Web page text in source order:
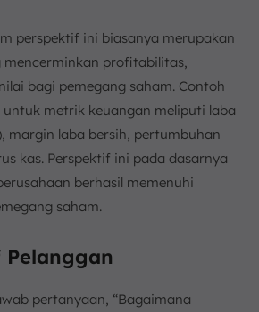
perspektif ini biasanya merupakan
mencerminkan profitabilitas,
bagi pemegang saham. Contoh
untuk metrik keuangan meliputi laba
margin laba bersih, pertumbuhan
kas. Perspektif ini pada dasarnya
berhasil memenuhi
saham.
pertanyaan, “Bagaimana